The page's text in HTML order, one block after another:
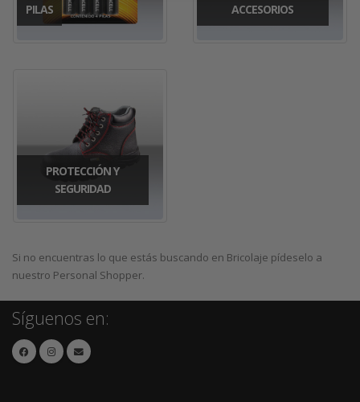
PILAS
ACCESORIOS
PROTECCIÓN Y
SEGURIDAD
Si no encuentras lo que estás buscando en Bricolaje pídeselo a
nuestro Personal Shopper.
Síguenos en: